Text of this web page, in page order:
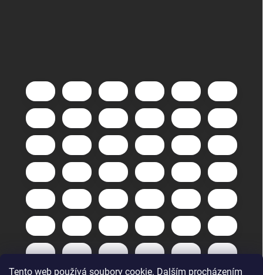
Tento web používá soubory cookie. Dalším procházením